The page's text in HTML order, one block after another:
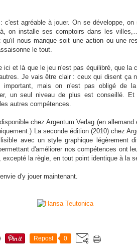
c'est agréable à jouer. On se développe,
on installe ses comptoirs dans les
qu'il nous manque soit une action ou une
le tout.
ici et là que le jeu n'est pas équilibré, que la
Je vais être clair : ceux qui disent ça
important, mais on n'est pas obligé de la
un seul niveau de plus est conseillé.
autres compétences.
chez Argentum Verlag (en
La seconde édition (2010) chez
avec un style graphique légèrement
d'améliorer nos compétences ont
excepté la règle, en tout point identique à la
d'y jouer maintenant.
Repost 0